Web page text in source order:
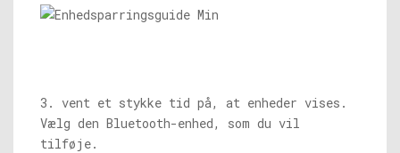
3. vent et stykke tid på, at enheder vises.
Vælg den Bluetooth-enhed, som du vil
tilføje.